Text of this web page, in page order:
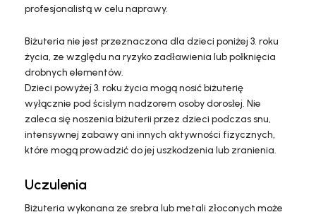
profesjonalistą w celu naprawy.
Biżuteria nie jest przeznaczona dla dzieci poniżej 3. roku
życia, ze względu na ryzyko zadławienia lub połknięcia
drobnych elementów.
Dzieci powyżej 3. roku życia mogą nosić biżuterię
wyłącznie pod ścisłym nadzorem osoby dorosłej. Nie
zaleca się noszenia biżuterii przez dzieci podczas snu,
intensywnej zabawy ani innych aktywności fizycznych,
które mogą prowadzić do jej uszkodzenia lub zranienia.
Uczulenia
Biżuteria wykonana ze srebra lub metali złoconych może